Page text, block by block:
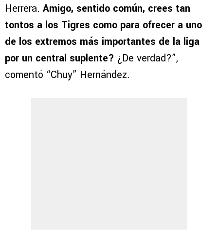
Herrera. Amigo, sentido común, crees tan
tontos a los Tigres como para ofrecer a uno
de los extremos más importantes de la liga
por un central suplente? ¿De verdad?”,
comentó “Chuy” Hernández.